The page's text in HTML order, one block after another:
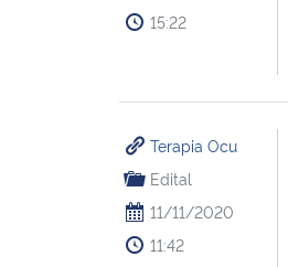
15:22
Terapia Ocu
Edital
11/11/2020
11:42